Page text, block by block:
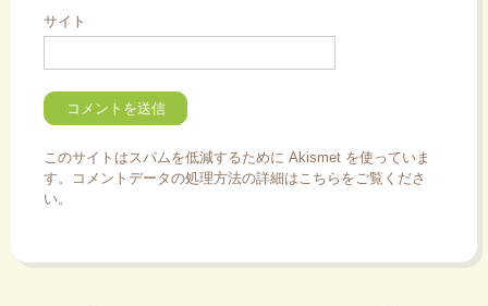
サイト
このサイトはスパムを低減するために Akismet を使っていま
す。
コメントデータの処理方法の詳細はこちらをご覧くださ
い。